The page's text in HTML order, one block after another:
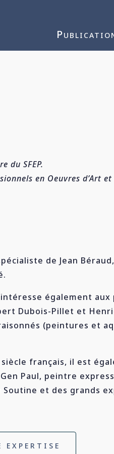
du SFEP.
en Oeuvres d’Art
de Jean
également aux
Dubois-Pillet et
(peintures et
siècle français, il est
Paul, peintre
et des grands
EXPERTISE